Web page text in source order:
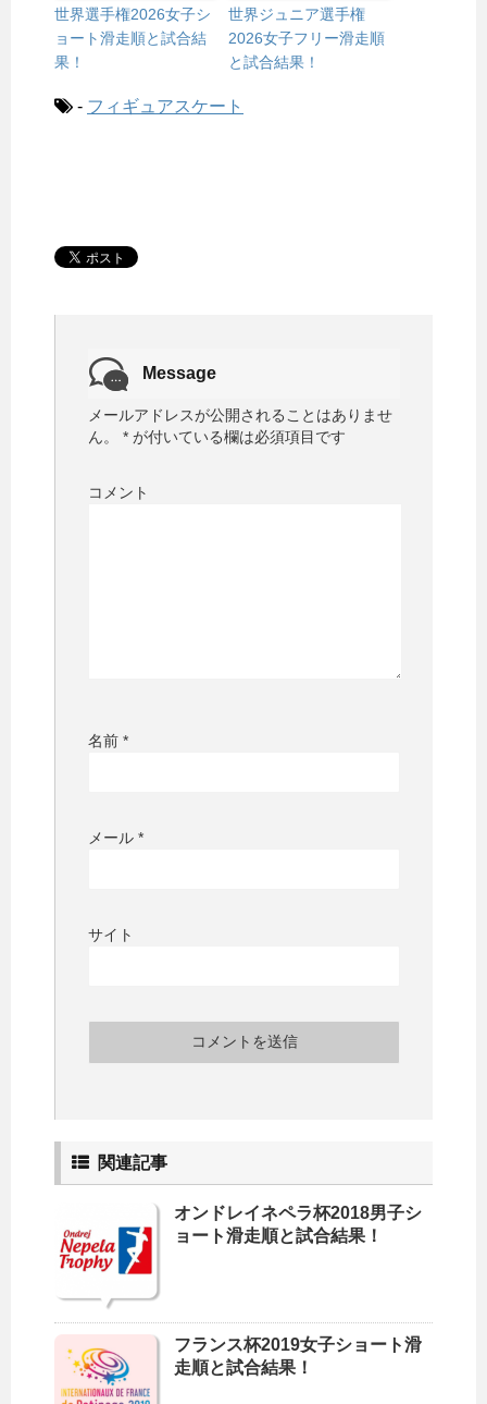
世界選手権2026女子シ
ョート滑走順と試合結
果！
世界ジュニア選手権
2026女子フリー滑走順
と試合結果！
- フィギュアスケート
Message
メールアドレスが公開されることはありませ
ん。
* が付いている欄は必須項目です
コメント
名前 *
メール *
サイト
関連記事
オンドレイネペラ杯2018男子シ
ョート滑走順と試合結果！
フランス杯2019女子ショート滑
走順と試合結果！